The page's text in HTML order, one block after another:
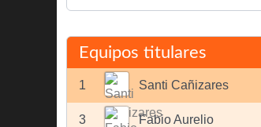
Equipos titulares
1 Santi Cañizares
3 Fabio Aurelio